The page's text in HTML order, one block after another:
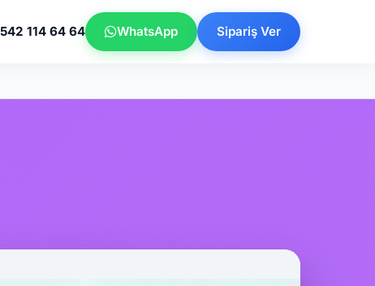
114 64 64 WhatsApp Sipariş Ver